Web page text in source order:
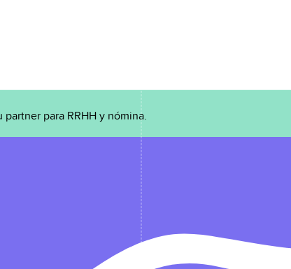
para RRHH y nómina.